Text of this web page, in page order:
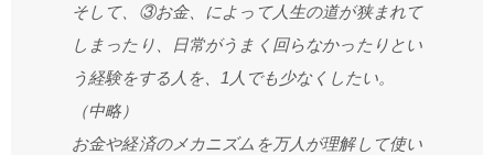
そして、③お金、によって人生の道が狭まれて
しまったり、日常がうまく回らなかったりとい
う経験をする人を、1人でも少なくしたい。
（中略）
お金や経済のメカニズムを万人が理解して使い